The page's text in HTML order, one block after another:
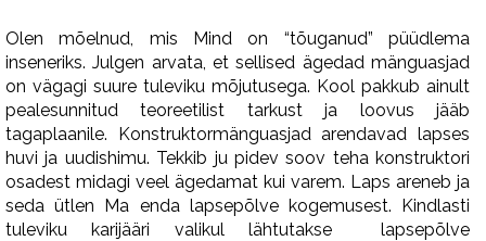
Olen mõelnud, mis Mind on “tõuganud” püüdlema
inseneriks. Julgen arvata, et sellised ägedad mänguasjad
on vägagi suure tuleviku mõjutusega. Kool pakkub ainult
pealesunnitud teoreetilist tarkust ja loovus jääb
tagaplaanile. Konstruktormänguasjad arendavad lapses
huvi ja uudishimu. Tekkib ju pidev soov teha konstruktori
osadest midagi veel ägedamat kui varem. Laps areneb ja
seda ütlen Ma enda lapsepõlve kogemusest. Kindlasti
tuleviku karijääri valikul lähtutakse lapsepõlve